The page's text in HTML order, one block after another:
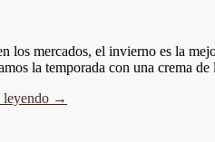
los mercados, el invierno es la
la temporada con una crema
leyendo →